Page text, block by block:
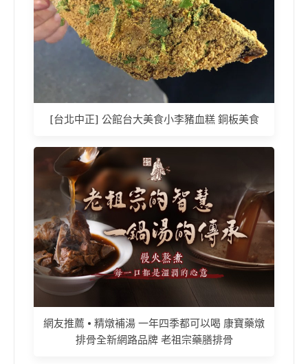
[台北中正] 公館台大美食小李豬血糕 銅板美食
網友推薦 • 精燉補湯 一年四季都可以喝 康寶藥燉
排骨全新網路品牌 老祖宗藥膳排骨